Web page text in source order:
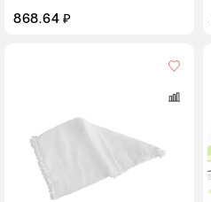
868.64 ₽
упаковки